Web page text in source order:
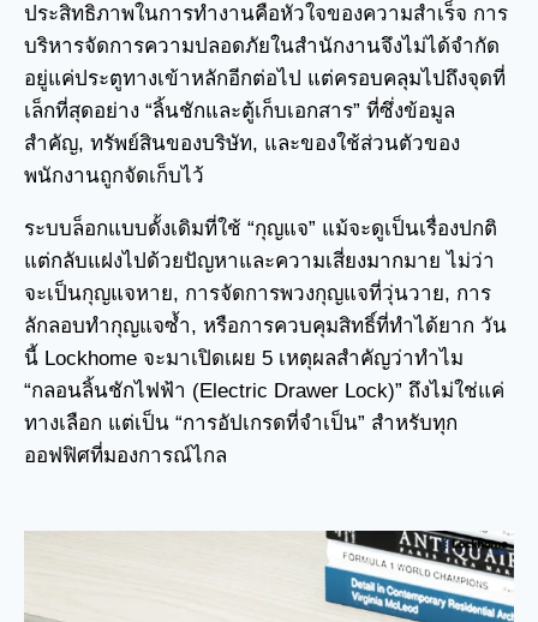
ประสิทธิภาพในการทำงานคือหัวใจของความสำเร็จ การ
บริหารจัดการความปลอดภัยในสำนักงานจึงไม่ได้จำกัด
อยู่แค่ประตูทางเข้าหลักอีกต่อไป แต่ครอบคลุมไปถึงจุดที่
เล็กที่สุดอย่าง “ลิ้นชักและตู้เก็บเอกสาร” ที่ซึ่งข้อมูล
สำคัญ, ทรัพย์สินของบริษัท, และของใช้ส่วนตัวของ
พนักงานถูกจัดเก็บไว้
ระบบล็อกแบบดั้งเดิมที่ใช้ “กุญแจ” แม้จะดูเป็นเรื่องปกติ
แต่กลับแฝงไปด้วยปัญหาและความเสี่ยงมากมาย ไม่ว่า
จะเป็นกุญแจหาย, การจัดการพวงกุญแจที่วุ่นวาย, การ
ลักลอบทำกุญแจซ้ำ, หรือการควบคุมสิทธิ์ที่ทำได้ยาก วัน
นี้ Lockhome จะมาเปิดเผย 5 เหตุผลสำคัญว่าทำไม
“กลอนลิ้นชักไฟฟ้า (Electric Drawer Lock)” ถึงไม่ใช่แค่
ทางเลือก แต่เป็น “การอัปเกรดที่จำเป็น” สำหรับทุก
ออฟฟิศที่มองการณ์ไกล